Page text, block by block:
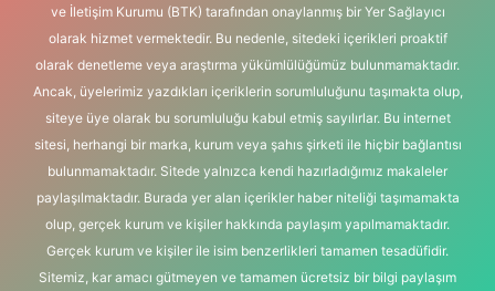
ve İletişim Kurumu (BTK) tarafından onaylanmış bir Yer Sağlayıcı
olarak hizmet vermektedir. Bu nedenle, sitedeki içerikleri proaktif
olarak denetleme veya araştırma yükümlülüğümüz bulunmamaktadır.
Ancak, üyelerimiz yazdıkları içeriklerin sorumluluğunu taşımakta olup,
siteye üye olarak bu sorumluluğu kabul etmiş sayılırlar. Bu internet
sitesi, herhangi bir marka, kurum veya şahıs şirketi ile hiçbir bağlantısı
bulunmamaktadır. Sitede yalnızca kendi hazırladığımız makaleler
paylaşılmaktadır. Burada yer alan içerikler haber niteliği taşımamakta
olup, gerçek kurum ve kişiler hakkında paylaşım yapılmamaktadır.
Gerçek kurum ve kişiler ile isim benzerlikleri tamamen tesadüfidir.
Sitemiz, kar amacı gütmeyen ve tamamen ücretsiz bir bilgi paylaşım